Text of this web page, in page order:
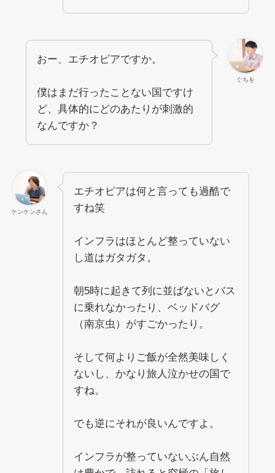
ぐちを
おー、エチオピアですか。
僕はまだ行ったことない国ですけ
ど、具体的にどのあたりが刺激的
なんですか？
ケンケンさん
エチオピアは何と言っても過酷で
すね笑
インフラはほとんど整っていない
し道はガタガタ。
朝5時に起きて列に並ばないとバス
に乗れなかったり、ベッドバグ
（南京虫）がすごかったり。
そして何よりご飯が全然美味しく
ないし、かなり旅人泣かせの国で
すね。
でも逆にそれが良いんですよ。
インフラが整っていないぶん自然